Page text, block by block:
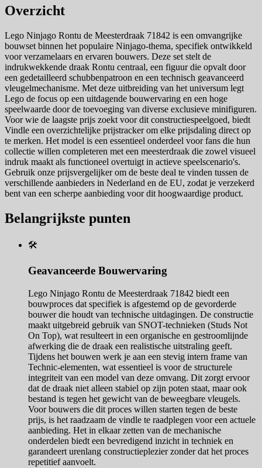
Overzicht
Lego Ninjago Rontu de Meesterdraak 71842 is een omvangrijke
bouwset binnen het populaire Ninjago-thema, specifiek ontwikkeld
voor verzamelaars en ervaren bouwers. Deze set stelt de
indrukwekkende draak Rontu centraal, een figuur die opvalt door
een gedetailleerd schubbenpatroon en een technisch geavanceerd
vleugelmechanisme. Met deze uitbreiding van het universum legt
Lego de focus op een uitdagende bouwervaring en een hoge
speelwaarde door de toevoeging van diverse exclusieve minifiguren.
Voor wie de laagste prijs zoekt voor dit constructiespeelgoed, biedt
Vindle een overzichtelijke prijstracker om elke prijsdaling direct op
te merken. Het model is een essentieel onderdeel voor fans die hun
collectie willen completeren met een meesterdraak die zowel visueel
indruk maakt als functioneel overtuigt in actieve speelscenario's.
Gebruik onze prijsvergelijker om de beste deal te vinden tussen de
verschillende aanbieders in Nederland en de EU, zodat je verzekerd
bent van een scherpe aanbieding voor dit hoogwaardige product.
Belangrijkste punten
🛠️
Geavanceerde Bouwervaring
Lego Ninjago Rontu de Meesterdraak 71842 biedt een
bouwproces dat specifiek is afgestemd op de gevorderde
bouwer die houdt van technische uitdagingen. De constructie
maakt uitgebreid gebruik van SNOT-technieken (Studs Not
On Top), wat resulteert in een organische en gestroomlijnde
afwerking die de draak een realistische uitstraling geeft.
Tijdens het bouwen werk je aan een stevig intern frame van
Technic-elementen, wat essentieel is voor de structurele
integriteit van een model van deze omvang. Dit zorgt ervoor
dat de draak niet alleen stabiel op zijn poten staat, maar ook
bestand is tegen het gewicht van de beweegbare vleugels.
Voor bouwers die dit proces willen starten tegen de beste
prijs, is het raadzaam de vindle te raadplegen voor een actuele
aanbieding. Het in elkaar zetten van de mechanische
onderdelen biedt een bevredigend inzicht in techniek en
garandeert urenlang constructieplezier zonder dat het proces
repetitief aanvoelt.